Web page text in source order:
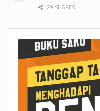
29 SHARES